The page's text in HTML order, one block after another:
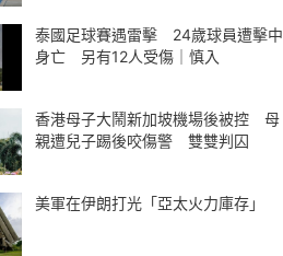
泰國足球賽遇雷擊 24歲球員遭擊中
身亡 另有12人受傷｜慎入
香港母子大鬧新加坡機場後被控 母
親遭兒子踢後咬傷警 雙雙判囚
美軍在伊朗打光「亞太火力庫存」